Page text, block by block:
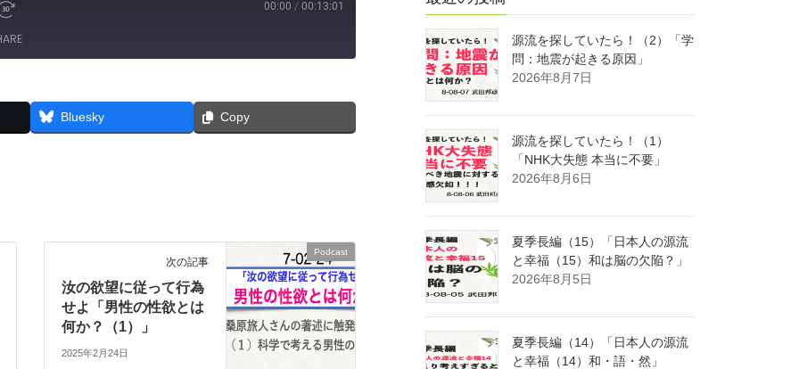
Fast
30
seconds
00:00 / 00:13:01
Bluesky Copy
Podcast
次の記事
汝の欲望に従って行為
せよ「男性の性欲とは
何か？（1）」
2025年2月24日
源流を探していたら！（2）「学
問：地震が起きる原因」
2026年8月7日
源流を探していたら！（1）
「NHK大失態 本当に不要」
2026年8月6日
夏季長編（15）「日本人の源流
と幸福（15）和は脳の欠陥？」
2026年8月5日
夏季長編（14）「日本人の源流
と幸福（14）和・語・然」